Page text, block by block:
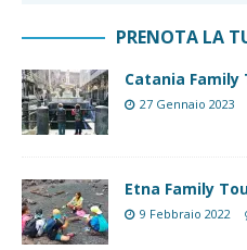
PRENOTA LA
Catania Family
27 Gennaio 2023
Etna Family
9 Febbraio 2022